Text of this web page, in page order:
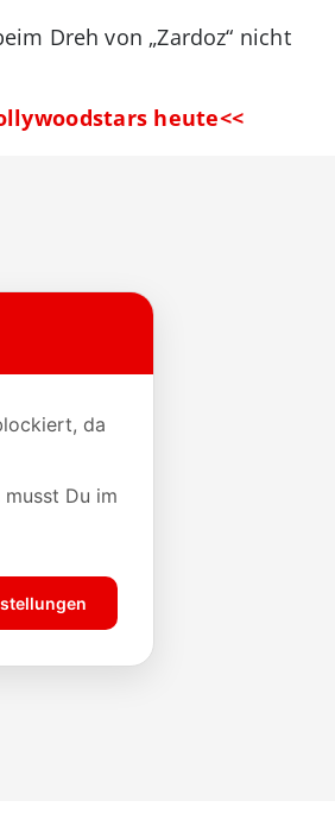
Dreh von „Zardoz“ nicht
heute<<